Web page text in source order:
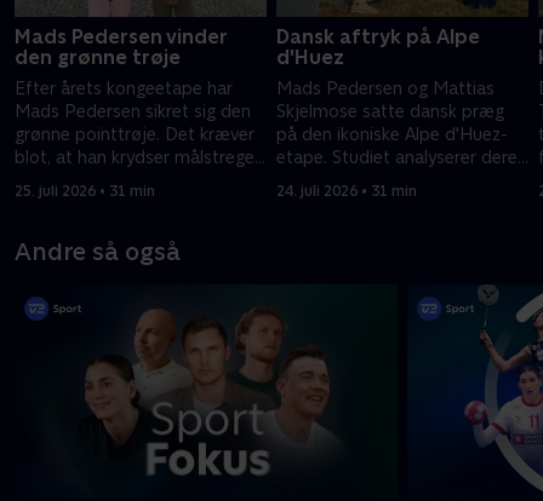
Mads Pedersen vinder
den grønne trøje
Efter årets kongeetape har
Mads Pedersen sikret sig den
grønne pointtrøje. Det kræver
blot, at han krydser målstregen
etape.
25. juli 2026 • 31 min
Dansk aftryk på Alpe
d'Huez
Mads Pedersen og Mattias
Skjelmose satte dansk præg
på den ikoniske Alpe d'Huez-
etape. Studiet analyserer deres
24. juli 2026 • 31 min
Andre så også